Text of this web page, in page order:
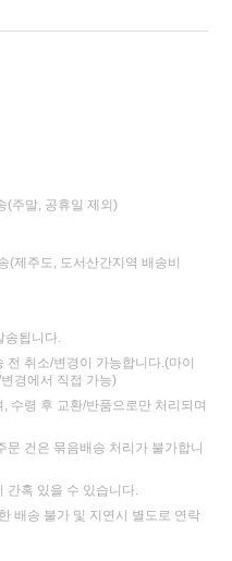
(주말, 공휴일 제외)
(제주도, 도서산간지역 배송비
송됩니다.
취소/변경이 가능합니다.(마이
경에서 직접 가능)
수령 후 교환/반품으로만 처리되며
건은 묶음배송 처리가 불가합니
간혹 있을 수 있습니다.
배송 불가 및 지연시 별도로 연락